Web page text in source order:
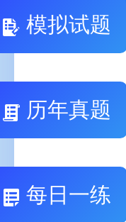
模拟试题
历年真题
每日一练